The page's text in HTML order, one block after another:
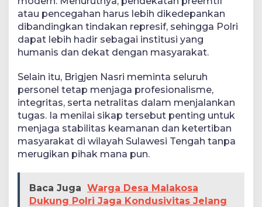
atau pencegahan harus lebih dikedepankan
dibandingkan tindakan represif, sehingga Polri
dapat lebih hadir sebagai institusi yang
humanis dan dekat dengan masyarakat.
Selain itu, Brigjen Nasri meminta seluruh
personel tetap menjaga profesionalisme,
integritas, serta netralitas dalam menjalankan
tugas. Ia menilai sikap tersebut penting untuk
menjaga stabilitas keamanan dan ketertiban
masyarakat di wilayah Sulawesi Tengah tanpa
merugikan pihak mana pun.
Baca Juga Warga Desa Malakosa
Dukung Polri Jaga Kondusivitas Jelang